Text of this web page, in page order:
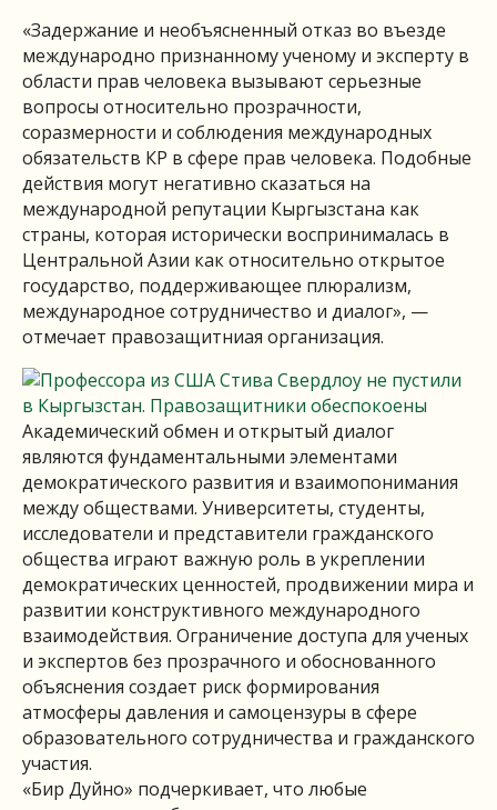
«Задержание и необъясненный отказ во въезде
международно признанному ученому и эксперту в
области прав человека вызывают серьезные
вопросы относительно прозрачности,
соразмерности и соблюдения международных
обязательств КР в сфере прав человека. Подобные
действия могут негативно сказаться на
международной репутации Кыргызстана как
страны, которая исторически воспринималась в
Центральной Азии как относительно открытое
государство, поддерживающее плюрализм,
международное сотрудничество и диалог», —
отмечает правозащитниая организация.
Академический обмен и открытый диалог
являются фундаментальными элементами
демократического развития и взаимопонимания
между обществами. Университеты, студенты,
исследователи и представители гражданского
общества играют важную роль в укреплении
демократических ценностей, продвижении мира и
развитии конструктивного международного
взаимодействия. Ограничение доступа для ученых
и экспертов без прозрачного и обоснованного
объяснения создает риск формирования
атмосферы давления и самоцензуры в сфере
образовательного сотрудничества и гражданского
участия.
«Бир Дуйно» подчеркивает, что любые